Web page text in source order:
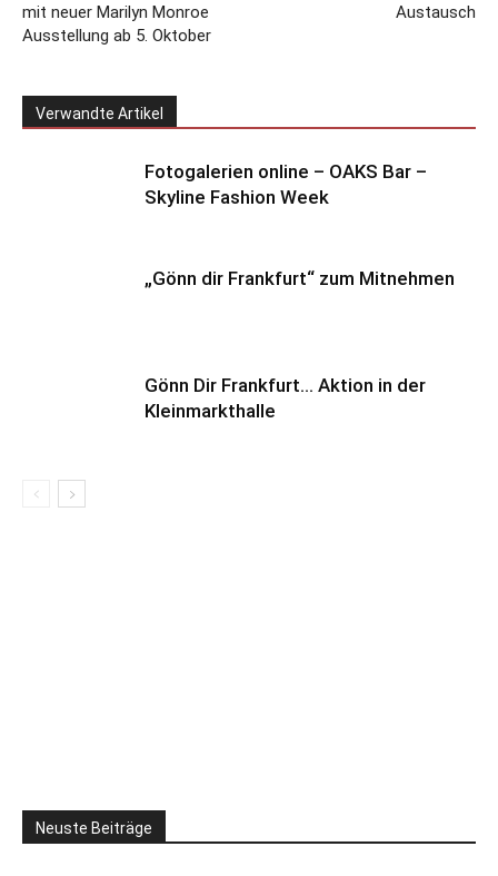
mit neuer Marilyn Monroe
Ausstellung ab 5. Oktober
Austausch
Verwandte Artikel
Fotogalerien online – OAKS Bar –
Skyline Fashion Week
„Gönn dir Frankfurt“ zum Mitnehmen
Gönn Dir Frankfurt… Aktion in der
Kleinmarkthalle
Neuste Beiträge